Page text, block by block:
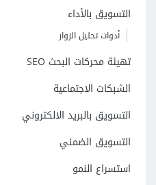
التسويق بالأداء
أدوات تحليل الزوار
تهيئة محركات البحث SEO
الشبكات الاجتماعية
التسويق بالبريد الالكتروني
التسويق الضمني
استسراع النمو